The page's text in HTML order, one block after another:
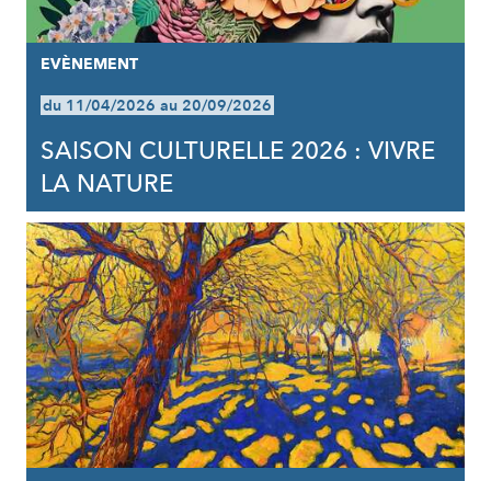
EVÈNEMENT
du 11/04/2026 au 20/09/2026
SAISON CULTURELLE 2026 : VIVRE
LA NATURE